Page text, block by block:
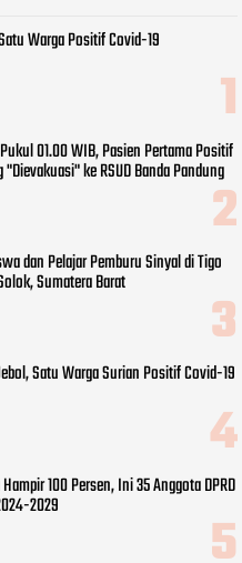
Warga Positif Covid-19
01.00 WIB, Pasien Pertama Positif
ke RSUD Banda Pandung
dan Pelajar Pemburu Sinyal di Tigo
Sumatera Barat
Satu Warga Surian Positif Covid-19
100 Persen, Ini 35 Anggota DPRD
2029